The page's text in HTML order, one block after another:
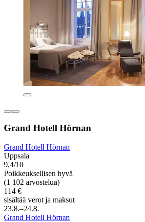
Grand Hotell Hörnan
Grand Hotell Hörnan
Uppsala
9,4/10
Poikkeuksellisen hyvä
(1 102 arvostelua)
114 €
sisältää verot ja maksut
23.8.–24.8.
Grand Hotell Hörnan